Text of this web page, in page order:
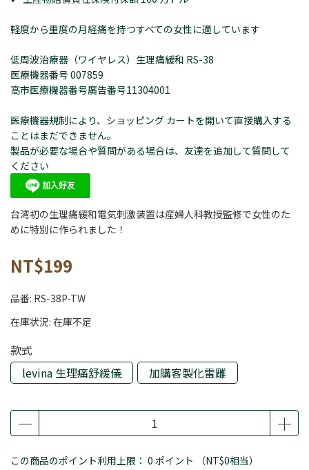
軽度から重度の月経痛を持つすべての女性に適しています
低周波治療器（ワイヤレス）生理痛緩和 RS-38
医療機器番号 007859
高市医療機器番号廣告番号11304001
医療機器規制により、ショッピング カートを開いて直接購入する
ことはまだできません。
製品が必要な場合や質問がある場合は、友達を追加して質問して
ください
台湾初の生理痛緩和電気刺激装置は産婦人科教授監修で女性のた
めに特別に作られました！
NT$199
品番: RS-38P-TW
在庫状況: 在庫不足
款式
levina 生理痛舒緩儀
加購客製化雷雕
この商品のポイント利用上限： 0 ポイント （NT$0相当）